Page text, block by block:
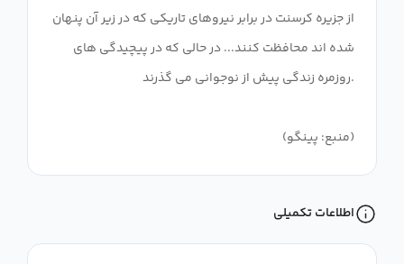
از جزیره کرسنت در برابر نیروهای تاریکی که در زیر آن پنهان
شده اند محافظت کنند... در حالی که در پیچیدگی های
روزمره زندگی پیش از نوجوانی می گذرند.
(منبع: پینگو)
اطلاعات تکمیلی